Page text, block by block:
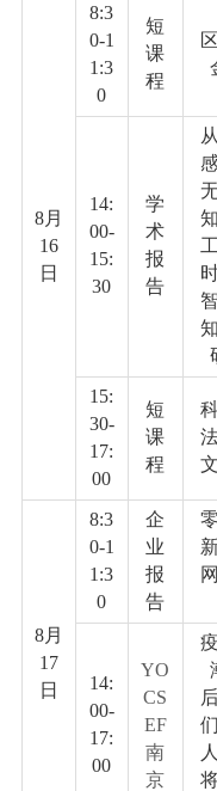
8月
16
日
8:3
0-1
1:3
0
短
课
程
14:
00-
15:
30
学
术
报
告
15:
30-
17:
00
短
课
程
8月
17
日
8:3
0-1
1:3
0
企
业
报
告
14:
00-
17:
00
YO
CS
EF
南
京